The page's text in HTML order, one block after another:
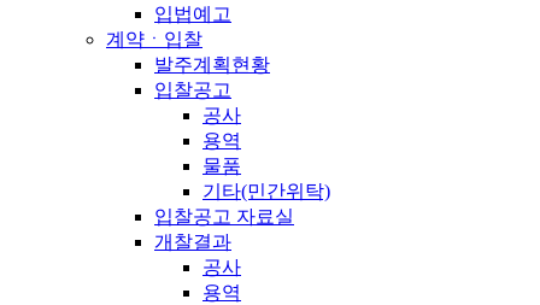
입법예고
계약ㆍ입찰
발주계획현황
입찰공고
공사
용역
물품
기타(민간위탁)
입찰공고 자료실
개찰결과
공사
용역